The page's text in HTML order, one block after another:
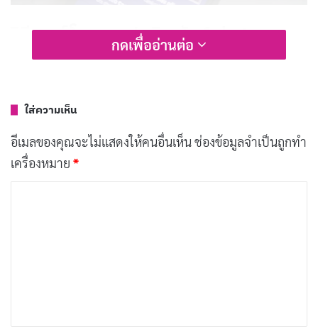
วิธีดาวน์โหลดแอปพลิเคชัน 1xbet บน
อุปกรณ์มือถือ
ตอนต่อไปนี้:
สำหรับอุปกรณ์ Android
กดเพื่ออ่านต่อ
ใส่ความเห็น
อีเมลของคุณจะไม่แสดงให้คนอื่นเห็นช่องข้อมูลจำเป็นถูกทำ
เครื่องหมาย *